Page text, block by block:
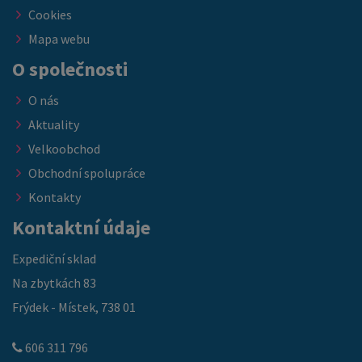
Cookies
Mapa webu
O společnosti
O nás
Aktuality
Velkoobchod
Obchodní spolupráce
Kontakty
Kontaktní údaje
Expediční sklad
Na zbytkách 83
Frýdek - Místek, 738 01
606 311 796